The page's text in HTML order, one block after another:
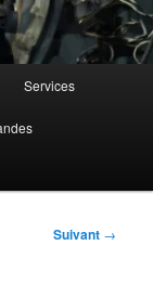
Services
Suivant →